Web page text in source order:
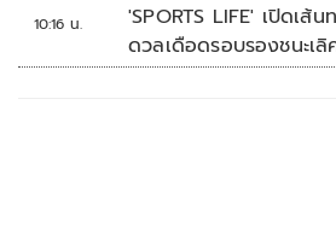
10:16 น.
'SPORTS LIFE' เปิดเส้
ดวลเดือดรอบรองชนะเ
นักเรียน แชมป์กีฬา 7HD